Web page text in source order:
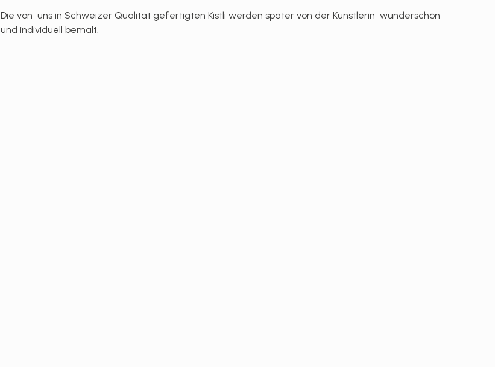
Die von uns in Schweizer Qualität gefertigten Kistli werden später von der Künstlerin wunderschön
und individuell bemalt.